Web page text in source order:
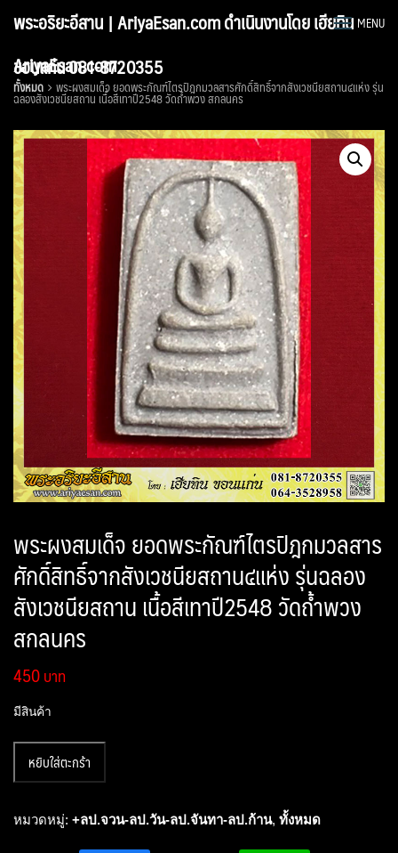
พระอริยะอีสาน | AriyaEsan.com ดำเนินงานโดย เฮียทิน
ขอนแก่น 081-8720355
MENU
AriyaEsan.com
ทั้งหมด พระผงสมเด็จ ยอดพระกัณฑ์ไตรปิฎกมวลสารศักดิ์สิทธิ์จากสังเวชนียสถาน๔แห่ง รุ่น
ฉลองสังเวชนียสถาน เนื้อสีเทาปี2548 วัดถ้ำพวง สกลนคร
พระผงสมเด็จ ยอดพระกัณฑ์ไตรปิฎกมวลสาร
ศักดิ์สิทธิ์จากสังเวชนียสถาน๔แห่ง รุ่นฉลอง
สังเวชนียสถาน เนื้อสีเทาปี2548 วัดถ้ำพวง
สกลนคร
450
มีสินค้า
พระ
สมเด็จ
หยิบใส่ตะกร้า
หมวดหมู่: +ลป.จวน-ลป.วัน-ลป.จันทา-ลป.ก้าน, ทั้งหมด